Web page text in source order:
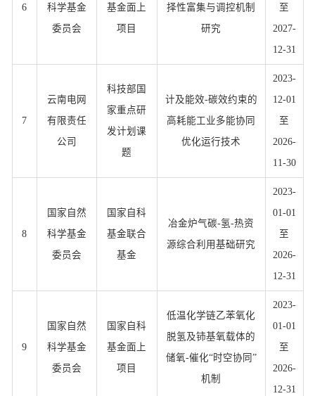
6
科学基金
委员会
基金面上
项目
择性富集与调控机制
研究
至
2027-
12-31
7
云南电网
有限责任
公司
科技部国
家重点研
发计划课
题
计及能效-碳效约束的
高耗能工业多能协同
优化运行技术
2023-
12-01
至
2026-
11-30
8
国家自然
科学基金
委员会
国家自科
基金联合
基金
冶金炉气碳-氢-热资
源综合利用基础研究
2023-
01-01
至
2026-
12-31
9
国家自然
科学基金
委员会
国家自科
基金面上
项目
低温化学链乙苯氧化
脱氢及铈基氧载体的
储氧-催化“时空协同”
机制
2023-
01-01
至
2026-
12-31